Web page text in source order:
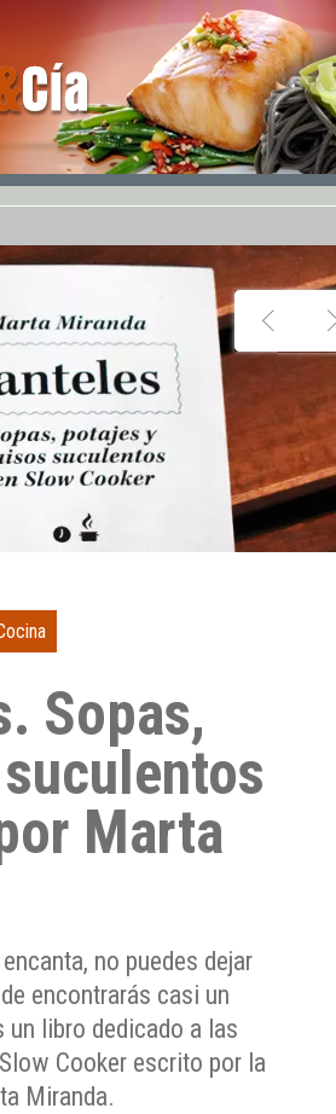
Sopas,
Marta
no puedes dejar
encontrarás casi un
un libro dedicado a las
Cooker escrito por la
Miranda.